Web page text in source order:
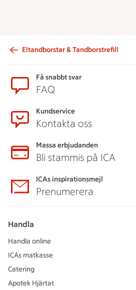
Eltandborstar & Tandborstrefill
Få snabbt svar
FAQ
Kundservice
Kontakta oss
Massa erbjudanden
Bli stammis på ICA
ICAs inspirationsmejl
Prenumerera
Handla
Handla online
ICAs matkasse
Catering
Apotek Hjärtat